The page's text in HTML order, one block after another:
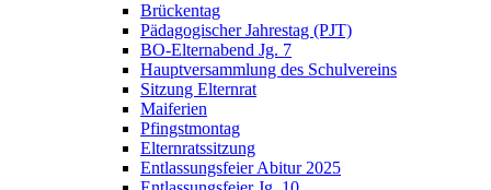
Brückentag
Pädagogischer Jahrestag (PJT)
BO-Elternabend Jg. 7
Hauptversammlung des Schulvereins
Sitzung Elternrat
Maiferien
Pfingstmontag
Elternratssitzung
Entlassungsfeier Abitur 2025